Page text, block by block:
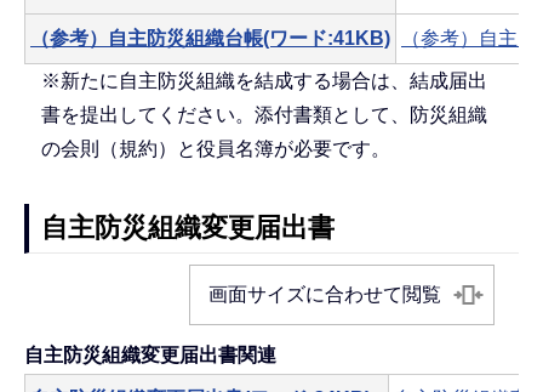
（参考）自主防災組織台帳(ワード:41KB) （参考）自主
※新たに自主防災組織を結成する場合は、結成届出
書を提出してください。添付書類として、防災組織
の会則（規約）と役員名簿が必要です。
自主防災組織変更届出書
画面サイズに合わせて閲覧
自主防災組織変更届出書関連